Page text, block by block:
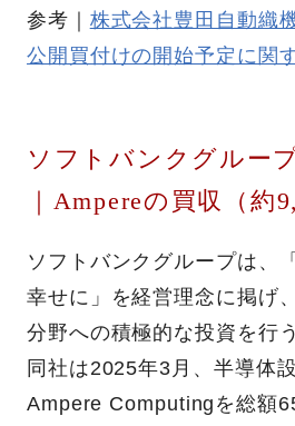
参考｜ 株式会社豊田自動織
公開買付けの開始予定に関
ソフトバンクグルー
｜Ampereの買収（約
ソフトバンクグループは、
幸せに」を経営理念に掲げ
分野への積極的な投資を行
同社は2025年3月、半導体
Ampere Computingを総額